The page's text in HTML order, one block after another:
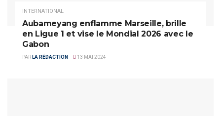
INTERNATIONAL
Aubameyang enflamme Marseille, brille
en Ligue 1 et vise le Mondial 2026 avec le
Gabon
PAR LA RÉDACTION 13 MAI 2024